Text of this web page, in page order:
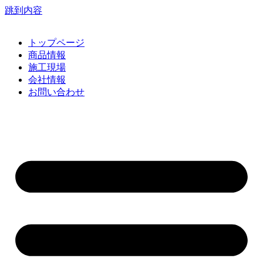
跳到内容
トップページ
商品情報
施工現場
会社情報
お問い合わせ